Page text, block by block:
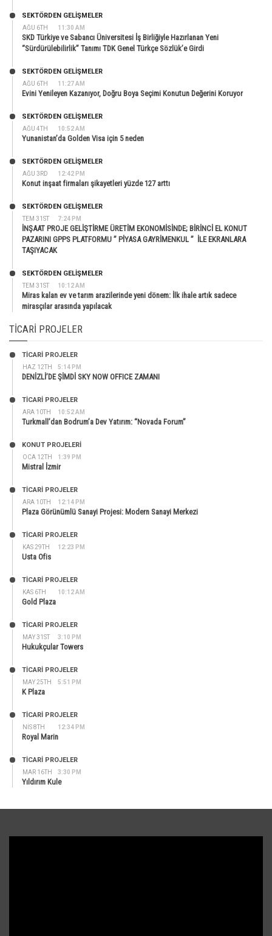
AĞU 6TH 11:30 AM
SEKTÖRDEN GELIŞMELER
SKD Türkiye ve Sabancı Üniversitesi İş Birliğiyle Hazırlanan Yeni
“Sürdürülebilirlik” Tanımı TDK Genel Türkçe Sözlük’e Girdi
AĞU 6TH 11:27 AM
SEKTÖRDEN GELIŞMELER
Evini Yenileyen Kazanıyor, Doğru Boya Seçimi Konutun Değerini Koruyor
AĞU 4TH 10:52 AM
SEKTÖRDEN GELIŞMELER
Yunanistan’da Golden Visa için 5 neden
AĞU 3RD 12:42 PM
SEKTÖRDEN GELIŞMELER
Konut inşaat firmaları şikayetleri yüzde 127 arttı
TEM 31ST 7:24 PM
SEKTÖRDEN GELIŞMELER
İNŞAAT PROJE GELİŞTİRME ÜRETİM EKONOMİSİNDE; BİRİNCİ EL KONUT
PAZARINI GPPS PLATFORMU ” PİYASA GAYRİMENKUL ” İLE EKRANLARA
TAŞIYACAK
TEM 31ST 10:12 AM
SEKTÖRDEN GELIŞMELER
Miras kalan ev ve tarım arazilerinde yeni dönem: İlk ihale artık sadece
mirasçılar arasında yapılacak
TICARI PROJELER
HAZ 12TH 5:14 PM
TİCARİ PROJELER
DENİZLİ’DE ŞİMDİ SKY NOW OFFICE ZAMANI
ARA 10TH 10:52 AM
TİCARİ PROJELER
Turkmall’dan Bodrum’a Dev Yatırım: “Novada Forum”
OCA 12TH 1:39 PM
KONUT PROJELERI
Mistral İzmir
ARA 10TH 12:14 PM
TİCARİ PROJELER
Plaza Görünümlü Sanayi Projesi: Modern Sanayi Merkezi
KAS 29TH 12:23 PM
TİCARİ PROJELER
Usta Ofis
KAS 6TH 10:12 AM
TİCARİ PROJELER
Gold Plaza
MAY 31ST 3:10 PM
TİCARİ PROJELER
Hukukçular Towers
MAY 25TH 5:51 PM
TİCARİ PROJELER
K Plaza
NIS 8TH 12:34 PM
TİCARİ PROJELER
Royal Marin
MAR 16TH 3:30 PM
TİCARİ PROJELER
Yıldırım Kule